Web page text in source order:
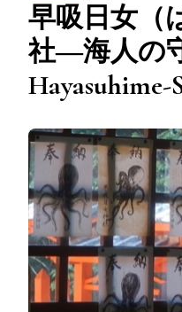
早吸日女（
社―海人の